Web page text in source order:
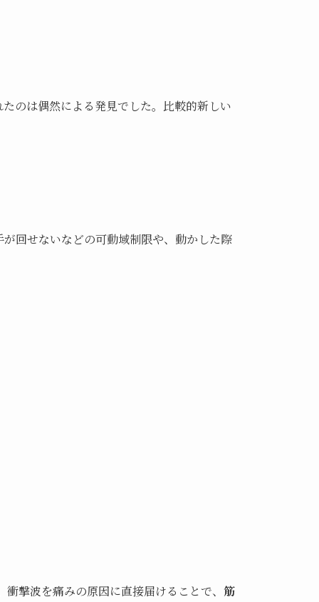
のは偶然による発見でした。比較的新しい
回せないなどの可動域制限や、動かした際
撃波を痛みの原因に直接届けることで、 筋